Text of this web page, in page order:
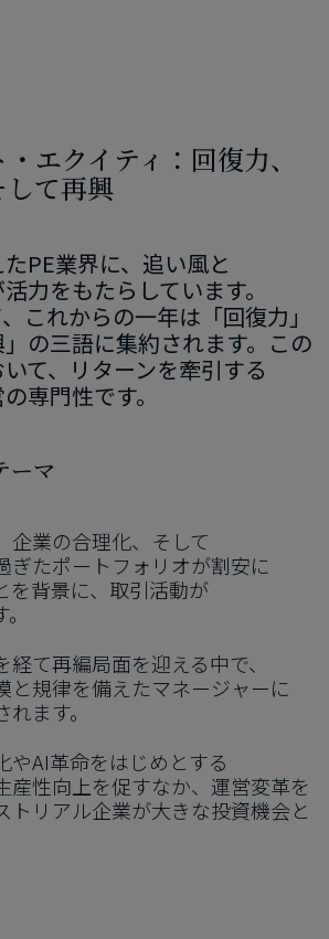
エクイティ：回復力、​
して​再興
PE業界に、​追い​風と​
力を​もたらしています。​
これからの​一年は​「回復力」​
」の​三語に​集約されます。​この​
て、​リターンを​牽引する​
専門性です。
ーマ
企業の​合理化、​そして​
ぎた​ポートフォリオが​割安に​
を​背景に、​取引活動が​
て​再編局面を​迎える​中で、​
と​規律を​備えた​マネージ​ャーに​
ます。
やAI革命を​はじめと​する​
産性向上を​促すなか、​運営変革を​
トリアル企業が​大きな​投資機会と​